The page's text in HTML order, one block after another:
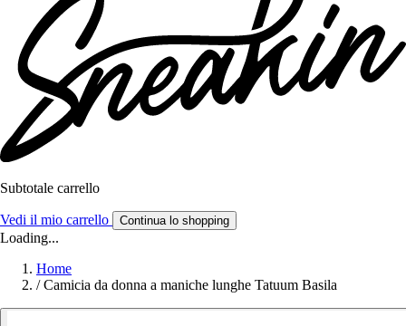
Subtotale carrello
Vedi il mio carrello Continua lo shopping
Loading...
Home
/ Camicia da donna a maniche lunghe Tatuum Basila